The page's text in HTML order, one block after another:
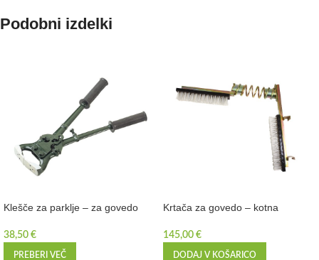
Podobni izdelki
Klešče za parklje – za govedo
38,50 €
PREBERI VEČ
Krtača za govedo – kotna
145,00 €
DODAJ V KOŠARICO